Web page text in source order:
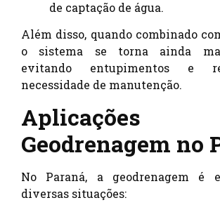
de captação de água.
Além disso, quando combinado
o sistema se torna ainda
evitando entupimentos e
necessidade de manutenção.
Geodrenagem no
No Paraná, a geodrenagem é
diversas situações: